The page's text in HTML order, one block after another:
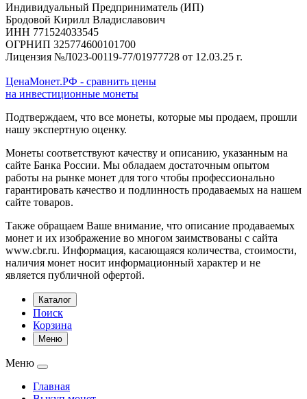
Индивидуальный Предприниматель (ИП)
Бродовой Кирилл Владиславович
ИНН 771524033545
ОГРНИП 325774600101700
Лицензия №Л023-00119-77/01977728 от 12.03.25 г.
ЦенаМонет.РФ - сравнить цены
на инвестиционные монеты
Подтверждаем, что все монеты, которые мы продаем, прошли
нашу экспертную оценку.
Монеты соответствуют качеству и описанию, указанным на
сайте Банка России. Мы обладаем достаточным опытом
работы на рынке монет для того чтобы профессионально
гарантировать качество и подлинность продаваемых на нашем
сайте товаров.
Также обращаем Ваше внимание, что описание продаваемых
монет и их изображение во многом заимствованы с сайта
www.cbr.ru. Информация, касающаяся количества, стоимости,
наличия монет носит информационный характер и не
является публичной офертой.
Каталог
Поиск
Корзина
Меню
Меню
Главная